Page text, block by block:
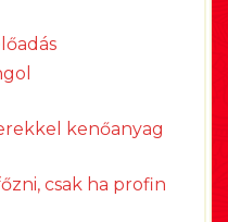
kenőanyag
csak ha profin